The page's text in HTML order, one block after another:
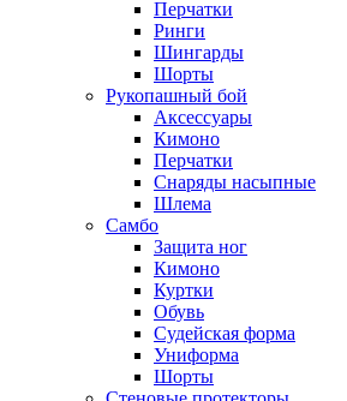
Перчатки
Ринги
Шингарды
Шорты
Рукопашный бой
Аксессуары
Кимоно
Перчатки
Снаряды насыпные
Шлема
Самбо
Защита ног
Кимоно
Куртки
Обувь
Судейская форма
Униформа
Шорты